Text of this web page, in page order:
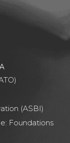
(ASBI)
Foundations